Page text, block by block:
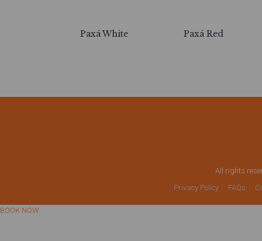
Paxá White Paxá Red
All rights
Privacy Policy
FAQs
BOOK NOW